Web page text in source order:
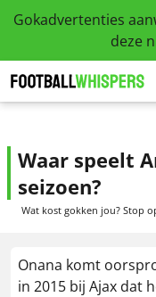
Gokadvertenties
deze
Waar speelt
seizoen?
Wat kost gokken jou? Stop
Onana komt
in 2015 bij Ajax dat